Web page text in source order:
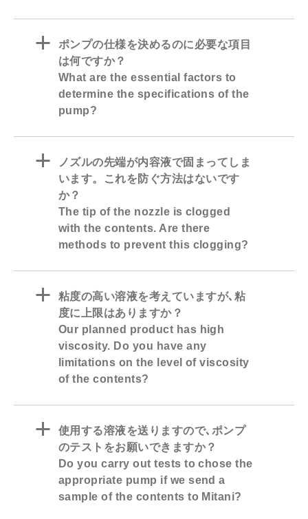
a
ポンプの仕様を決めるのに必要な項目
は何ですか？
What are the essential factors to
determine the specifications of the
pump?
a
ノズルの先端が内容液で固まってしま
います。これを防ぐ方法はないです
か？
The tip of the nozzle is clogged
with the contents. Are there
methods to prevent this clogging?
a
粘度の高い溶液を考えていますが､粘
度に上限はありますか？
Our planned product has high
viscosity. Do you have any
limitations on the level of viscosity
of the contents?
a
使用する溶液を送りますので､ポンプ
のテストをお願いできますか？
Do you carry out tests to chose the
appropriate pump if we send a
sample of the contents to Mitani?